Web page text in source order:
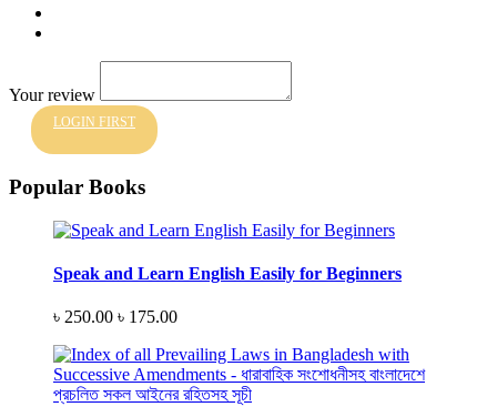
Your review
LOGIN FIRST
Popular Books
Speak and Learn English Easily for Beginners
৳ 250.00 ৳ 175.00